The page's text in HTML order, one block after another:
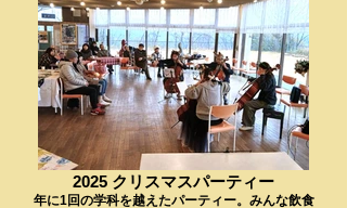
2025 クリスマスパーティー
年に1回の学科を越えたパーティー。みんな飲食